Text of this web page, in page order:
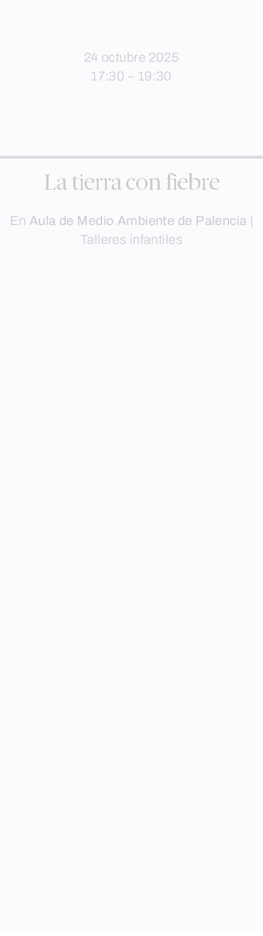
24 octubre 2025
17:30 – 19:30
La tierra con fiebre
En Aula de Medio Ambiente de Palencia
Talleres infantiles